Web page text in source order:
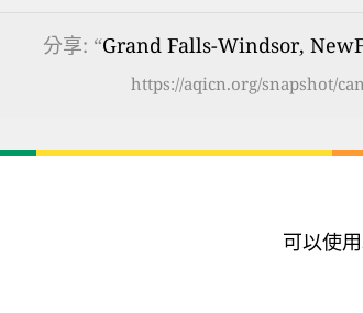
分享: “Grand Falls-Windsor,
https://aqicn.org/snapshot/
可以使